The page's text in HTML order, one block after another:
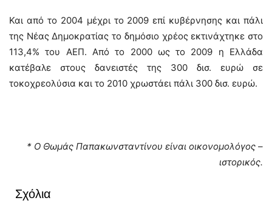
Και από το 2004 μέχρι το 2009 επί κυβέρνησης και πάλι
της Νέας Δημοκρατίας το δημόσιο χρέος εκτινάχτηκε στο
113,4% του ΑΕΠ. Από το 2000 ως το 2009 η Ελλάδα
κατέβαλε στους δανειστές της 300 δισ. ευρώ σε
τοκοχρεολύσια και το 2010 χρωστάει πάλι 300 δισ. ευρώ.
* Ο Θωμάς Παπακωνσταντίνου είναι οικονομολόγος –
ιστορικός.
Σχόλια